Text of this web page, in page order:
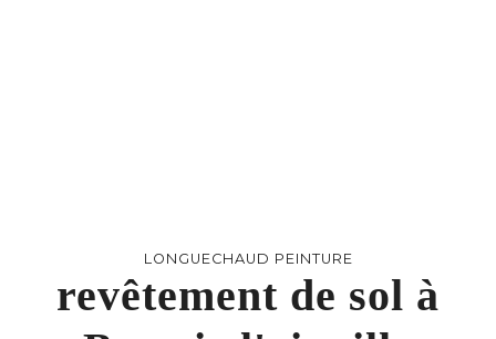
LONGUECHAUD PEINTURE
revêtement de sol à